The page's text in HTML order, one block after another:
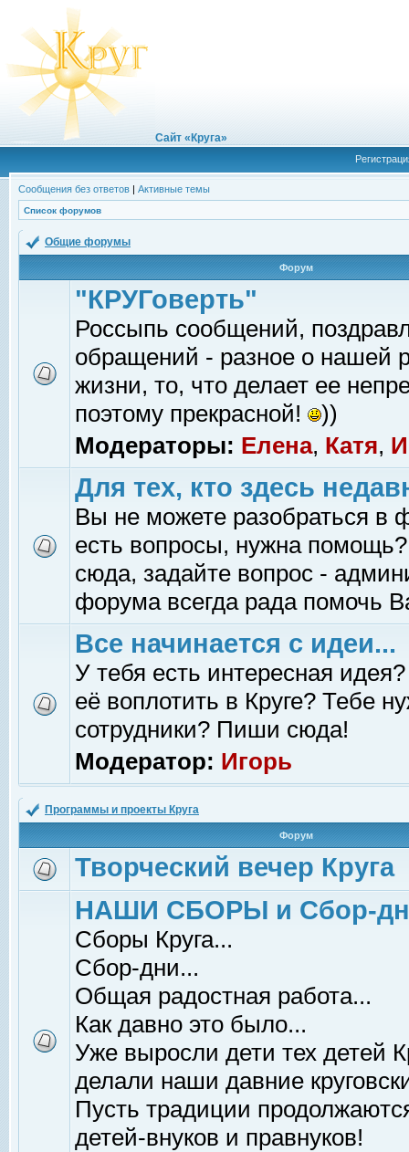
Сайт «Круга»
Сообщения без ответов | Активные темы
Список форумов
Общие форумы
Форум
"КРУГоверть"
Россыпь сообщений,
обращений - разное о нашей
жизни, то, что делает ее
поэтому прекрасной!
))
Модераторы: Елена, Катя,
Для тех, кто здесь
Вы не можете разобраться в
есть вопросы, нужна помощь?
сюда, задайте вопрос -
форума всегда рада помочь
Все начинается с идеи...
У тебя есть интересная
её воплотить в Круге? Тебе
сотрудники? Пиши сюда!
Модератор: Игорь
Программы и проекты Круга
Форум
Творческий вечер Круга
НАШИ СБОРЫ и Сбор-
Сборы Круга...
Сбор-дни...
Общая радостная работа...
Как давно это было...
Уже выросли дети тех детей
делали наши давние
Пусть традиции
детей-внуков и правнуков!